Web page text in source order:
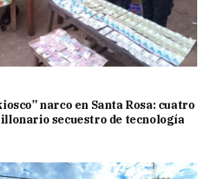
narco en Santa Rosa: cuatro
secuestro de tecnología